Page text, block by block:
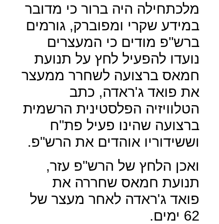
מלכתחילה היה ברור כי מדובר
במידע שקרי ומפוברק, גורמים
ברש"פ מודים כי המעצרים
נועדו להפעיל לחץ על תנועת
חמאס ברצועה לשחרר ממעצר
את פואד ג'ראדה, כתב
הטלוויזיה הפלסטינית הרשמית
ברצועה שהינו פעיל פת"ח
וששידוריו אוהדים את הרש"פ.
ואכן הלחץ של הרש"פ עזר,
תנועת חמאס שחררה את
פואד ג'ראדה לאחר מעצר של
62 ימים.